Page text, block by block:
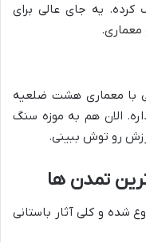
یه جای عالی برای
معماری.
با معماری هشت ضلعیه
الان هم به موزه سنگ
رو توش ببینی.
تمدن ها
شده و کلی آثار باستانی